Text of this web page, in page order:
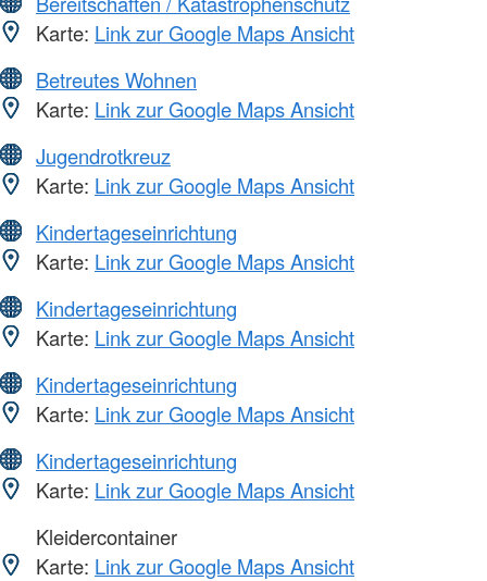
Karte: Link zur Google Maps Ansicht
Betreutes Wohnen
Karte: Link zur Google Maps Ansicht
Jugendrotkreuz
Karte: Link zur Google Maps Ansicht
Kindertageseinrichtung
Karte: Link zur Google Maps Ansicht
Kindertageseinrichtung
Karte: Link zur Google Maps Ansicht
Kindertageseinrichtung
Karte: Link zur Google Maps Ansicht
Kindertageseinrichtung
Karte: Link zur Google Maps Ansicht
Kleidercontainer
Karte: Link zur Google Maps Ansicht